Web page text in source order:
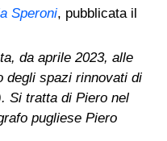
Speroni, pubblicata il
da aprile 2023, alle
degli spazi rinnovati di
Si tratta di Piero nel
pugliese Piero